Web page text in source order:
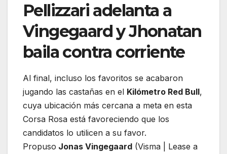
Pellizzari adelanta a
Vingegaard y Jhonatan
baila contra corriente
Al final, incluso los favoritos se acabaron
jugando las castañas en el Kilómetro Red Bull,
cuya ubicación más cercana a meta en esta
Corsa Rosa está favoreciendo que los
candidatos lo utilicen a su favor.
Propuso Jonas Vingegaard (Visma | Lease a